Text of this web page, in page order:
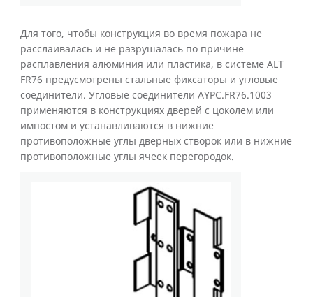
Для того, чтобы конструкция во время пожара не
расслаивалась и не разрушалась по причине
расплавления алюминия или пластика, в системе ALT
FR76 предусмотрены стальные фиксаторы и угловые
соединители. Угловые соединители AYPC.FR76.1003
применяются в конструкциях дверей с цоколем или
импостом и устанавливаются в нижние
противоположные углы дверных створок или в нижние
противоположные углы ячеек перегородок.